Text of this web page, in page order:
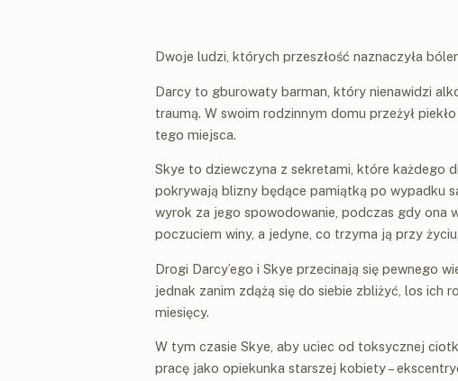
Dwoje ludzi, których przeszłość naznaczyła
Darcy to gburowaty barman, który nienawidzi
traumą. W swoim rodzinnym domu przeżył
tego miejsca.
Skye to dziewczyna z sekretami, które każdego
pokrywają blizny będące pamiątką po wypadku
wyrok za jego spowodowanie, podczas gdy ona
poczuciem winy, a jedyne, co trzyma ją przy
Drogi Darcy’ego i Skye przecinają się pewnego
jednak zanim zdążą się do siebie zbliżyć, los ich
miesięcy.
W tym czasie Skye, aby uciec od toksycznej
pracę jako opiekunka starszej kobiety –